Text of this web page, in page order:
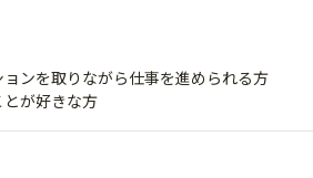
ョンを取りながら仕事を進められる方
とが好きな方